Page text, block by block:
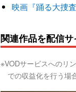
映画『踊る大捜
関連作品を配信
※VODサービスへのリ
での収益化を行う場